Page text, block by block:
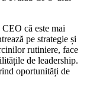
că este mai
pe strategie și
rutiniere, face
de leadership.
oportunități de